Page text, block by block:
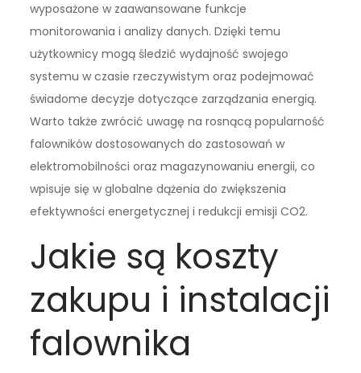
wyposażone w zaawansowane funkcje
monitorowania i analizy danych. Dzięki temu
użytkownicy mogą śledzić wydajność swojego
systemu w czasie rzeczywistym oraz podejmować
świadome decyzje dotyczące zarządzania energią.
Warto także zwrócić uwagę na rosnącą popularność
falowników dostosowanych do zastosowań w
elektromobilności oraz magazynowaniu energii, co
wpisuje się w globalne dążenia do zwiększenia
efektywności energetycznej i redukcji emisji CO2.
Jakie są koszty
zakupu i instalacji
falownika